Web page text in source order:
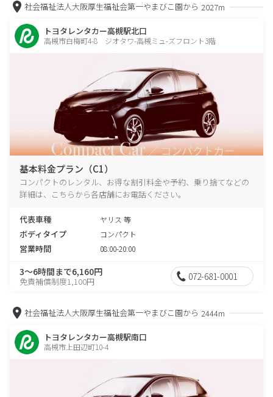
社会福祉法人大阪厚生福祉会第一やまびこ園から 2027m
トヨタレンタカー高槻駅北口
高槻市白梅町4-8 ジオタワ-高槻ミュ-ズフロント3階
基本料金プラン（C1）
コンパクトのレンタル、お得な割引料金や予約、乗り捨てなどの
詳細は、こちらから各店舗にお電話ください。
代表車種 ヤリス 等
ボディタイプ コンパクト
営業時間 08:00-20:00
3～6時間まで6,160円
免責補償制度1,100円 072-681-0001
社会福祉法人大阪厚生福祉会第一やまびこ園から 2444m
トヨタレンタカー高槻駅南口
高槻市上田辺町10-4